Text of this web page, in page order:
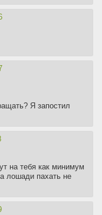
Я запостил
на тебя как минимум
лошади пахать не